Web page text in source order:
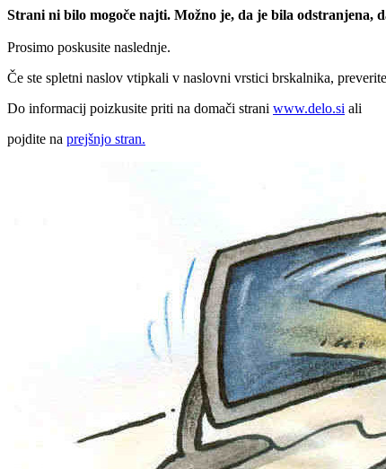
Strani ni bilo mogoče najti. Možno je, da je bila odstranjena,
Prosimo poskusite naslednje.
Če ste spletni naslov vtipkali v naslovni vrstici brskalnika,
Do informacij poizkusite priti na domači strani www.delo.si ali
pojdite na prejšnjo stran.